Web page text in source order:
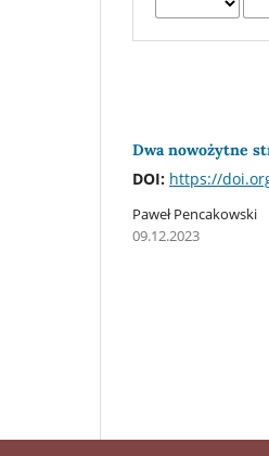
Dwa nowożytne
DOI: https://
Paweł Pencakowski
09.12.2023